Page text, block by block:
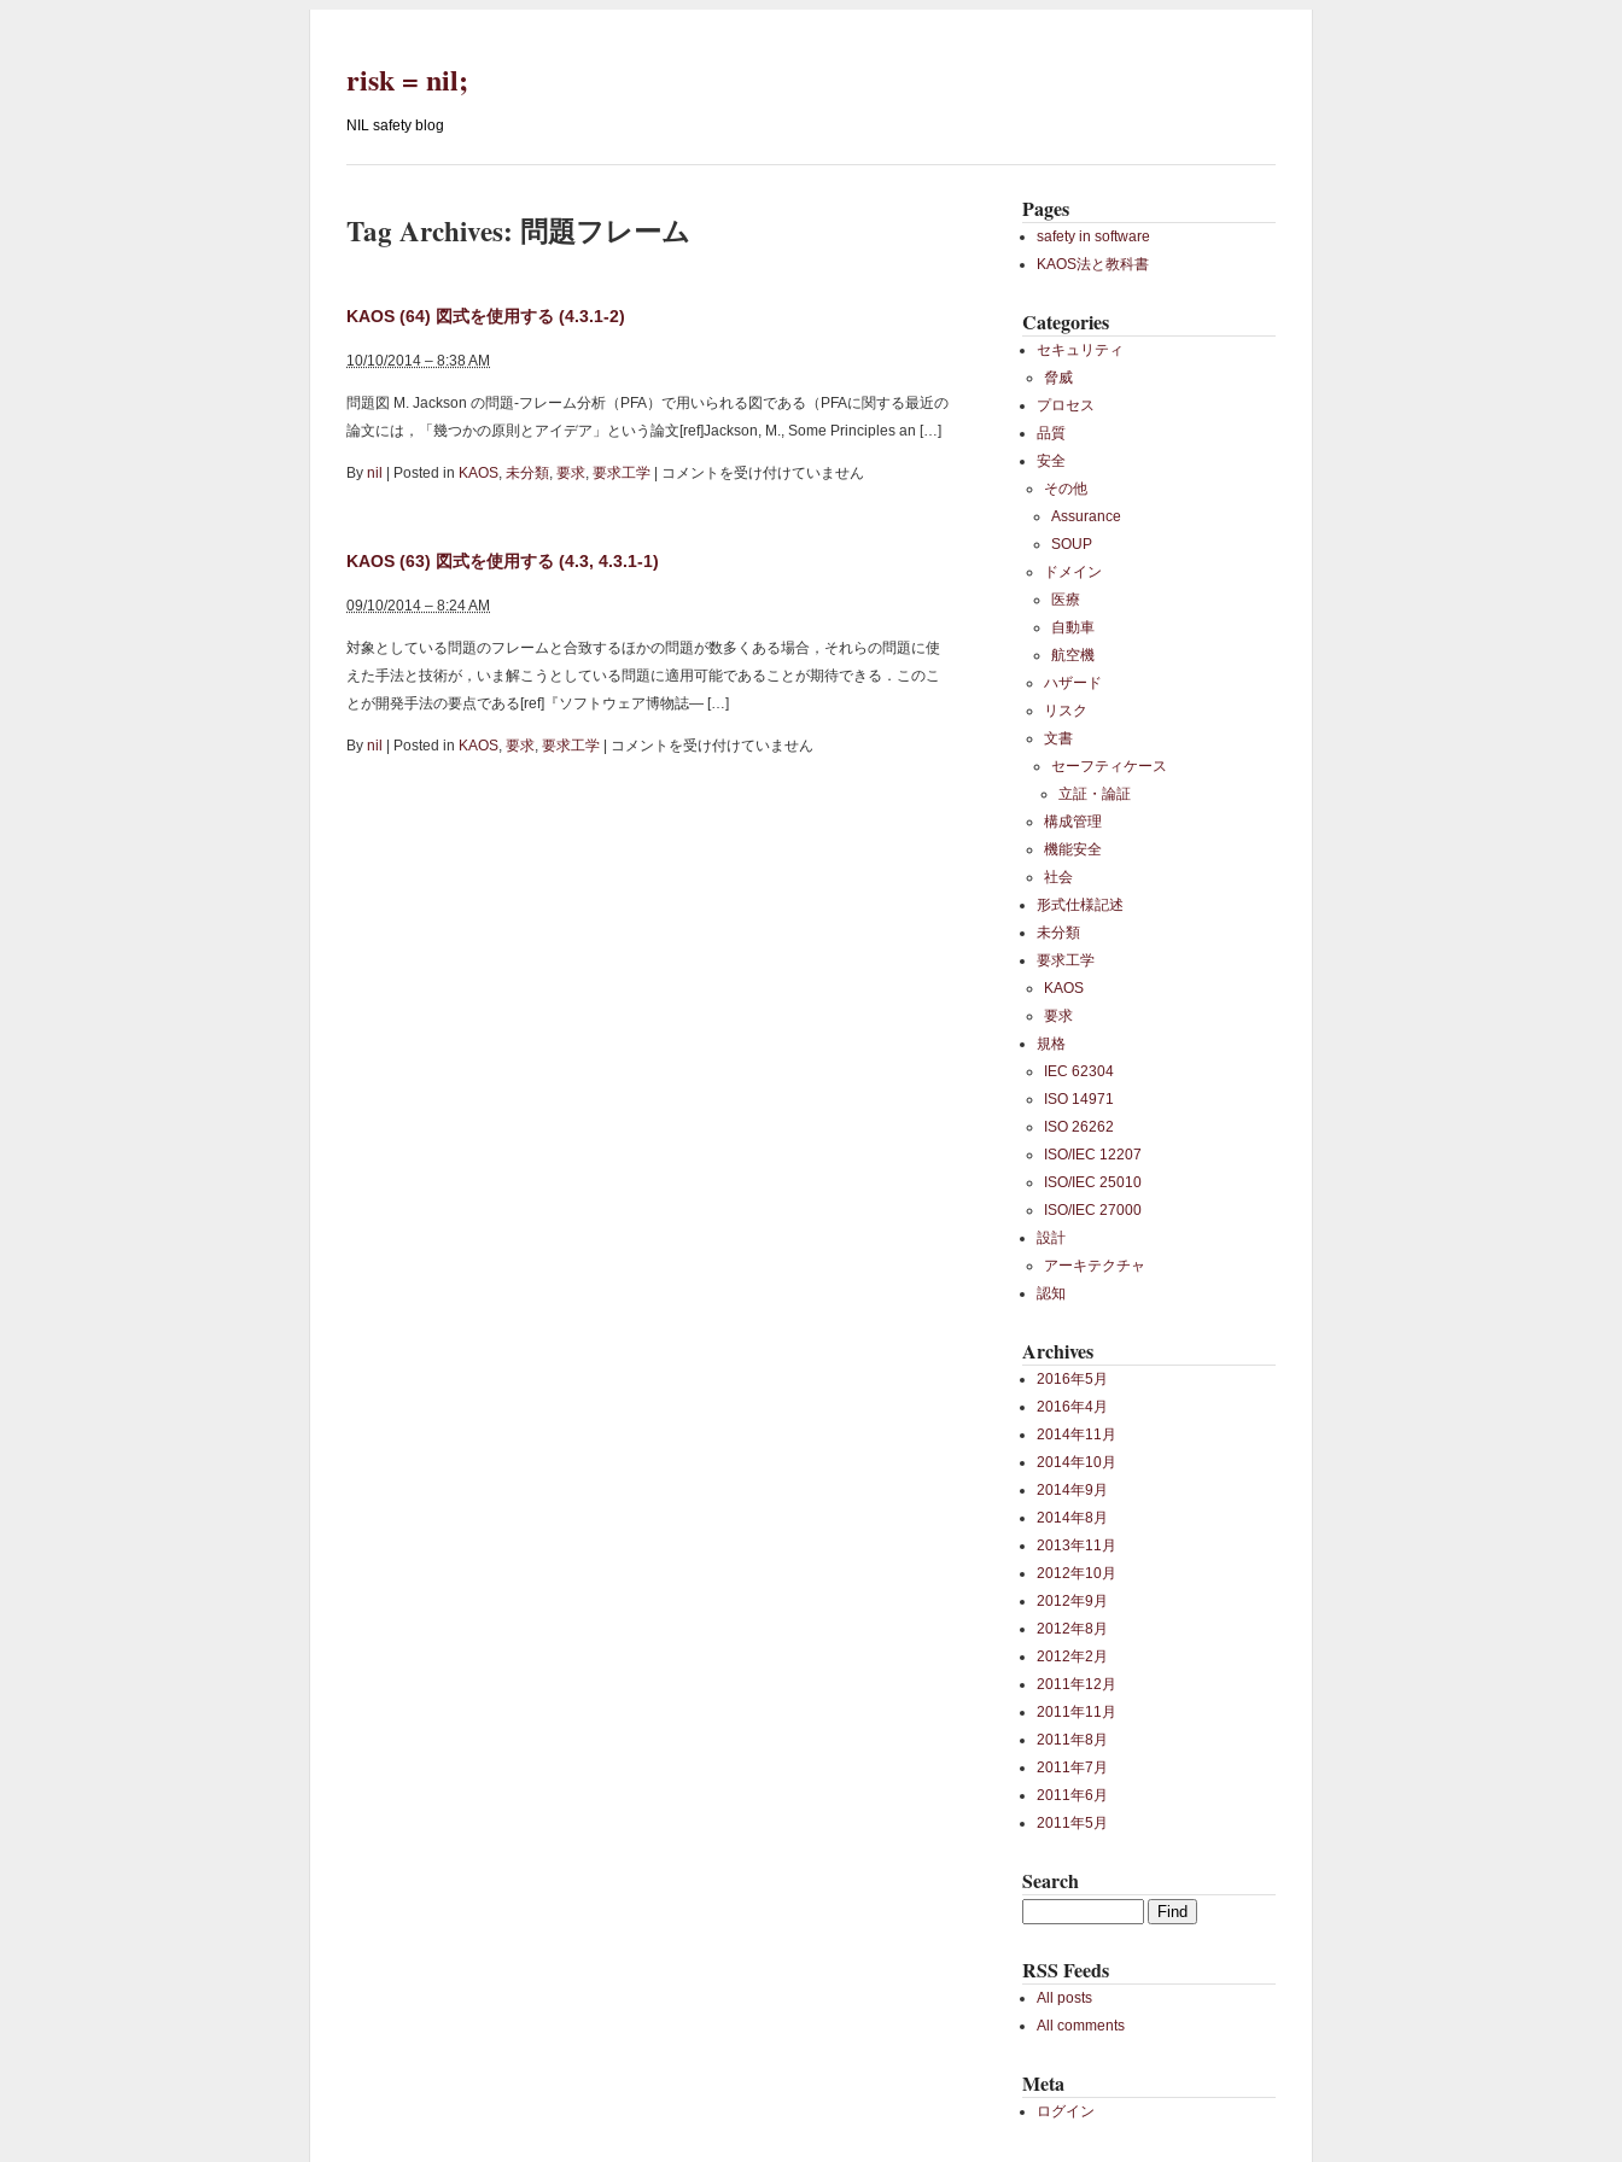
risk = nil;
NIL safety blog
Tag Archives: 問題フレーム
KAOS (64) 図式を使用する (4.3.1-2)
10/10/2014 – 8:38 AM
問題図 M. Jackson の問題-フレーム分析（PFA）で用いられる図である（PFAに関する最近の
論文には，「幾つかの原則とアイデア」という論文[ref]Jackson, M., Some Principles an […]
By nil Posted in KAOS, 未分類, 要求, 要求工学
KAOS
用
す
る
2)
コメントを受け付けていません
KAOS (63) 図式を使用する (4.3, 4.3.1-1)
09/10/2014 – 8:24 AM
対象としている問題のフレームと合致するほかの問題が数多くある場合，それらの問題に使
えた手法と技術が，いま解こうとしている問題に適用可能であることが期待できる．このこ
とが開発手法の要点である[ref]『ソフトウェア博物誌― […]
By nil Posted in KAOS, 要求, 要求工学
KAOS
コメントを受け付けていません
Pages
safety in software
KAOS法と教科書
Categories
セキュリティ
脅威
プロセス
品質
安全
その他
Assurance
SOUP
ドメイン
医療
自動車
航空機
ハザード
リスク
文書
セーフティケース
立証・論証
構成管理
機能安全
社会
形式仕様記述
未分類
要求工学
KAOS
要求
規格
IEC 62304
ISO 14971
ISO 26262
ISO/IEC 12207
ISO/IEC 25010
ISO/IEC 27000
設計
アーキテクチャ
認知
Archives
2016年5月
2016年4月
2014年11月
2014年10月
2014年9月
2014年8月
2013年11月
2012年10月
2012年9月
2012年8月
2012年2月
2011年12月
2011年11月
2011年8月
2011年7月
2011年6月
2011年5月
Search
RSS Feeds
All posts
All comments
Meta
ログイン